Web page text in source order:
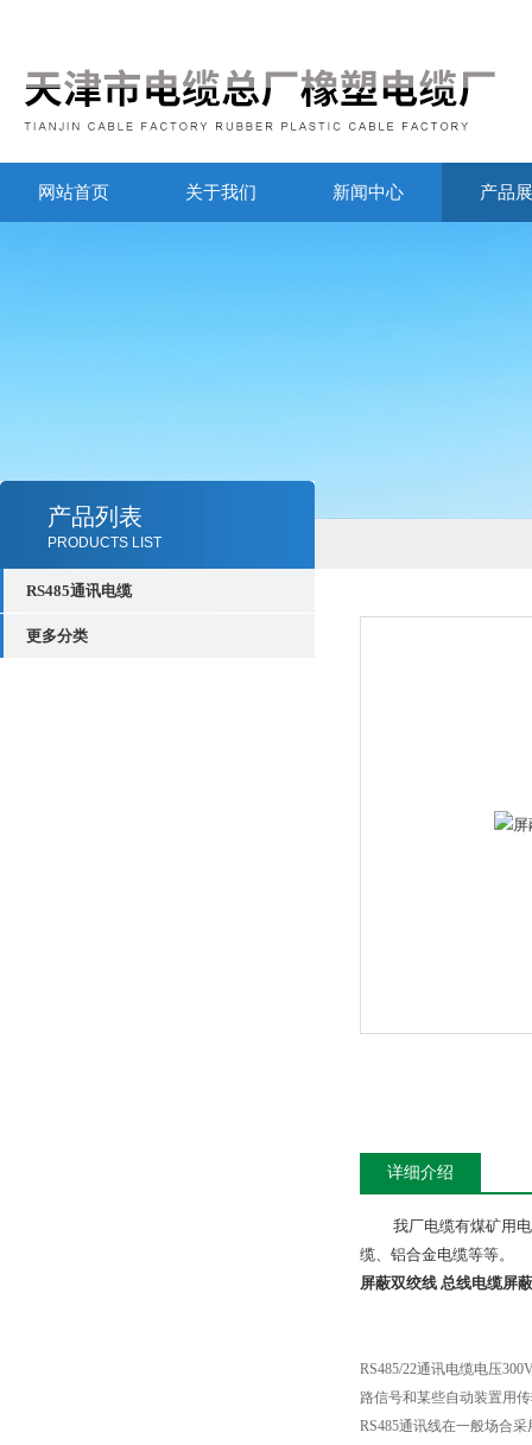
网站首页 关于我们 新闻中心 产品
产品列表
PRODUCTS LIST
RS485通讯电缆
更多分类
详细介绍
我厂电缆有煤矿用
缆、铝合金电缆等等。
屏蔽双绞线 总线电缆屏
RS485/22通讯电缆电压
路信号和某些自动装置用
RS485通讯线在一般场合